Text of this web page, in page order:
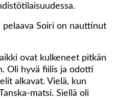
pelaava Soiri on nauttinut
ovat kulkeneet pitkän
Oli hyvä fiilis ja odotti
alkavat. Vielä, kun
matsi. Siellä oli